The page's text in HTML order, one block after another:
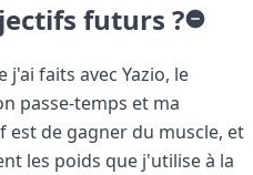
futurs ?
faits avec Yazio, le
passe-temps et ma
est de gagner du muscle, et
les poids que j'utilise à la